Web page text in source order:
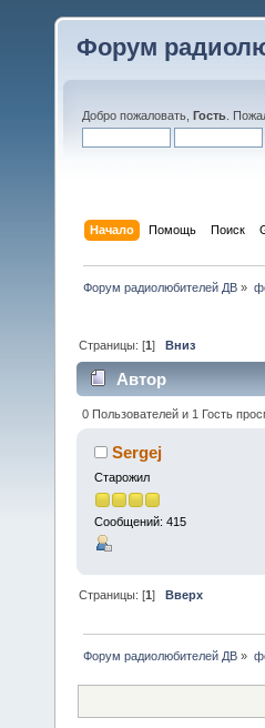
Форум
Добро пожаловать, Гость .
Начало Помощь Поиск
Форум радиолюбителей ДВ »
Страницы: [1]Вниз
Автор
0 Пользователей и 1 Гость
Sergej
Старожил
Сообщений: 415
Страницы: [1]Вверх
Форум радиолюбителей ДВ »